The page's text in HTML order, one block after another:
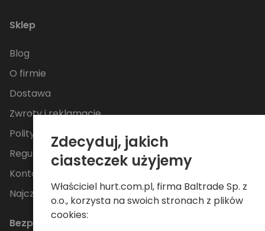
Sklep
Blog
O firmie
Dostawa
Zwroty i reklamacje
Polityka Prywatności
Regulamin
Kontakt
Najczęściej zadawane pytania
Bezpieczne płatności
Zdecyduj, jakich
ciasteczek użyjemy
Właściciel hurt.com.pl, firma Baltrade Sp. z
o.o., korzysta na swoich stronach z plików
cookies: